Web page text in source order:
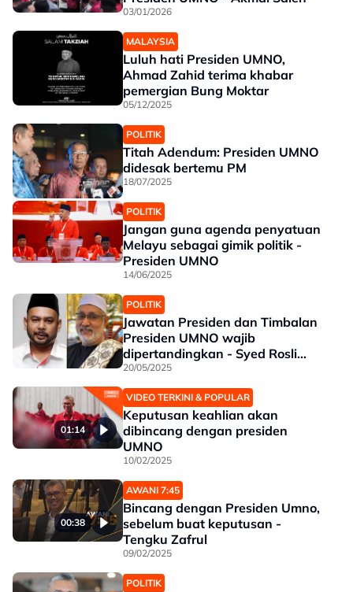
03/01/2026
MALAYSIA
Luluh hati Presiden UMNO,
Ahmad Zahid terima khabar
pemergian Bung Moktar
05/12/2025
POLITIK
Titah Adendum: Presiden UMNO
didesak bertemu PM
18/07/2025
POLITIK
Jangan guna agenda penyatuan
Melayu sebagai gimik politik -
Presiden UMNO
14/06/2025
POLITIK
Jawatan Presiden dan Timbalan
Presiden UMNO wajib
dipertandingkan - Syed Rosli
Jamalullail
20/05/2025
01:14
VIDEO TERKINI & POPULAR
Keputusan keahlian akan
dibincang dengan presiden
UMNO
10/02/2025
00:38
AWANI 7:45
Bincang dengan Presiden Umno,
sebelum buat keputusan -
Tengku Zafrul
09/02/2025
POLITIK